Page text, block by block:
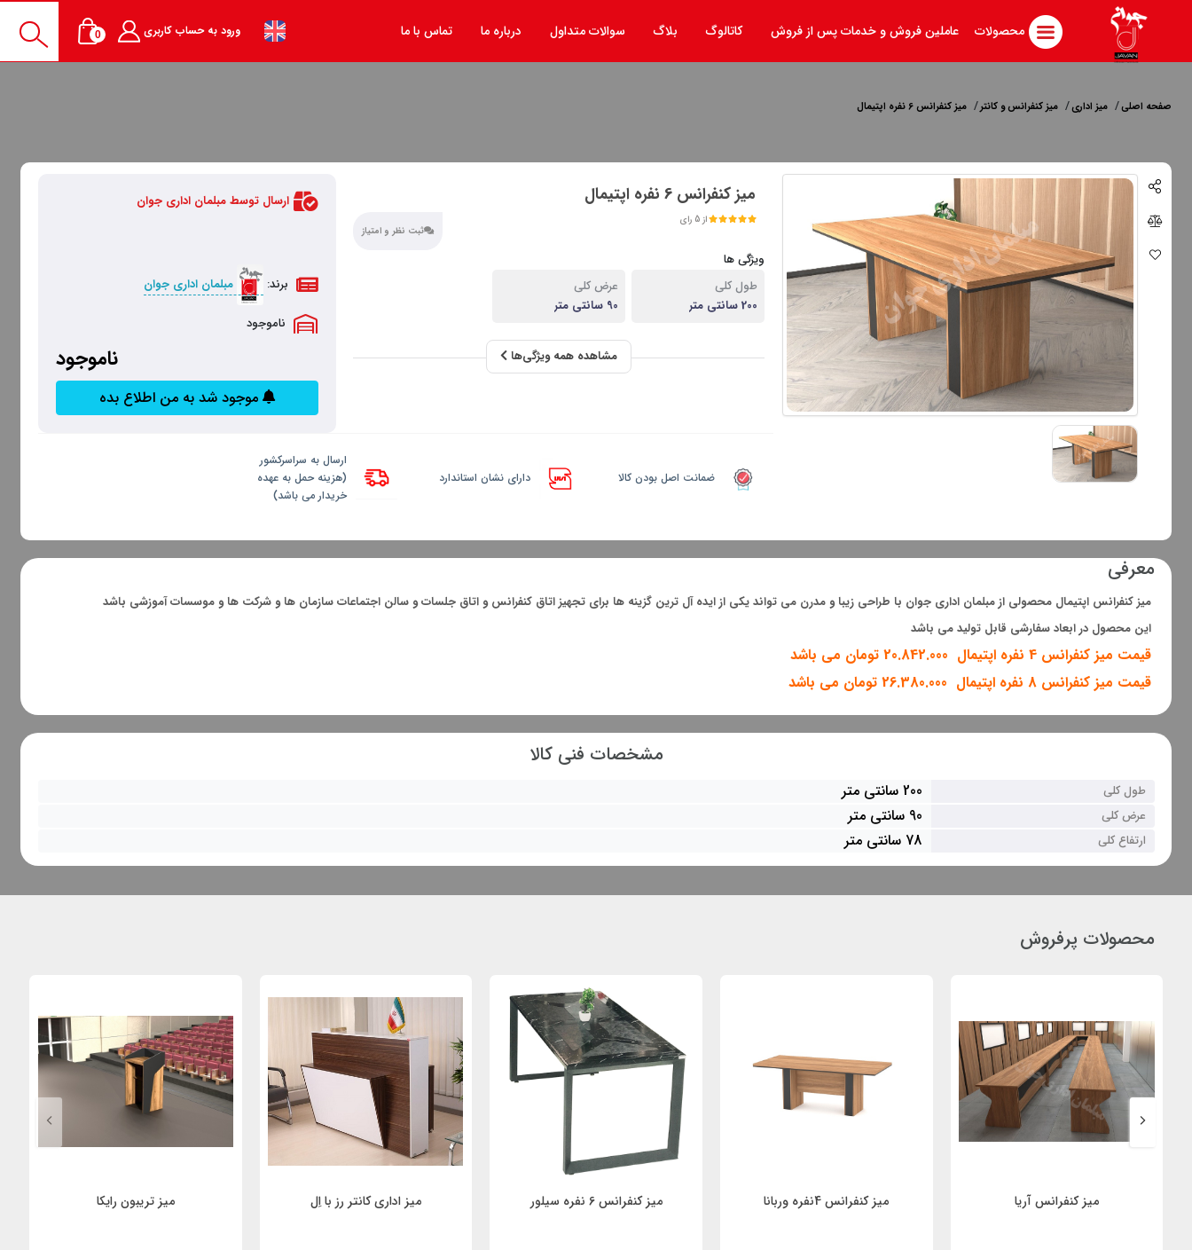
محصولات عاملین فروش و خدمات پس از فروش کاتالوگ بلاگ سوالات متداول درباره ما تماس با ما ورود به حساب کاربری 0
صفحه اصلی میز اداری میز کنفرانس و کانتر میز کنفرانس 6 نفره اپتیمال
میز کنفرانس 6 نفره اپتیمال
از 5 رای
ثبت نظر و امتیاز
ویژگی ها
طول کلی
200 سانتی متر
عرض کلی
90 سانتی متر
مشاهده همه ویژگی‌ها
ارسال توسط مبلمان اداری جوان
برند: مبلمان اداری جوان
ناموجود
ناموجود
موجود شد به من اطلاع بده
ضمانت اصل بودن کالا دارای نشان استاندارد
ارسال به سراسرکشور
(هزینه حمل به عهده
خریدار می باشد)
معرفی
میز کنفرانس اپتیمال محصولی از مبلمان اداری جوان با طراحی زیبا و مدرن می تواند یکی از ایده آل ترین گزینه ها برای تجهیز اتاق کنفرانس و اتاق جلسات و سالن اجتماعات سازمان ها و شرکت ها و موسسات آموزشی باشد
این محصول در ابعاد سفارشی قابل تولید می باشد
قیمت میز کنفرانس 4 نفره اپتیمال 20.842.000 تومان می باشد
قیمت میز کنفرانس 8 نفره اپتیمال 26.380.000 تومان می باشد
مشخصات فنی کالا
طول کلی 200 سانتی متر
عرض کلی 90 سانتی متر
ارتفاع کلی 78 سانتی متر
محصولات پرفروش
میز کنفرانس آریا میز کنفرانس 4نفره وربانا میز کنفرانس 6 نفره سیلور میز اداری کانتر رز با اِل میز تریبون رایکا